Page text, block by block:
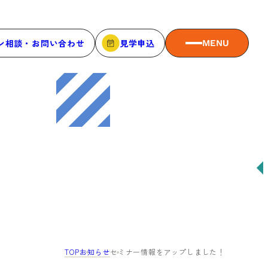
相談・お問い合わせ 見学申込 MENU
MEMBER
メンバーシップ
TOPお知らせセミナー情報をアップしました！